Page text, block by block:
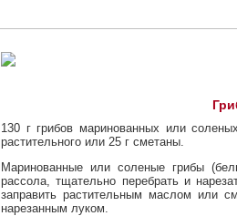
130 г грибов маринованных или
растительного или 25 г сметаны.
Маринованные или соленые грибы
рассола, тщательно перебрать и
заправить растительным маслом или
нарезанным луком.